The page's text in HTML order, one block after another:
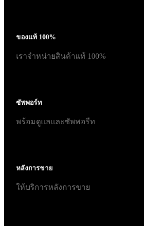
ของแท้ 100%
เราจำหน่ายสินค้าแท้ 100%
ซัพพอร์ท
พร้อมดูแลและซัพพอรืท
หลังการขาย
ให้บริการหลังการขาย